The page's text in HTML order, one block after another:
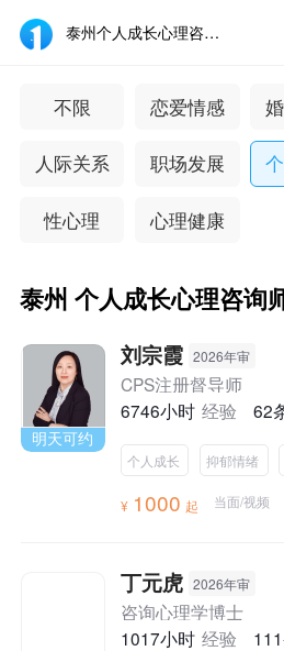
泰州个人成长心理咨询医生推荐_泰州个人成长心理咨询专家哪个好-壹点灵
不限 恋爱情感
人际关系 职场发展
性心理 心理健康
泰州 个人成长心理咨询
明天可约
刘宗霞 2026年审
CPS注册督导师
6746小时 经验 62
个人成长 抑郁情绪
¥ 1000 起 当面/视频
丁元虎 2026年审
咨询心理学博士
1017小时 经验